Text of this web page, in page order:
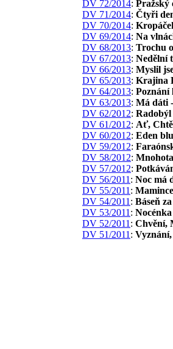
DV 72/2014: Pražský
DV 71/2014: Čtyři
DV 70/2014:
DV 69/2014: Na
DV 68/2013: Trochu
DV 67/2013: Nedělní
DV 66/2013: Myslil
DV 65/2013: Krajina
DV 64/2013: Poznání
DV 63/2013: Má dáti
DV 62/2012: Radobýl
DV 61/2012: Ať,
DV 60/2012: Eden
DV 59/2012:
DV 58/2012:
DV 57/2012:
DV 56/2011 : Noc má
DV 55/2011 :
DV 54/2011 : Báseň
DV 53/2011 : Nocénka
DV 52/2011 : Chvění,
DV 51/2011 :